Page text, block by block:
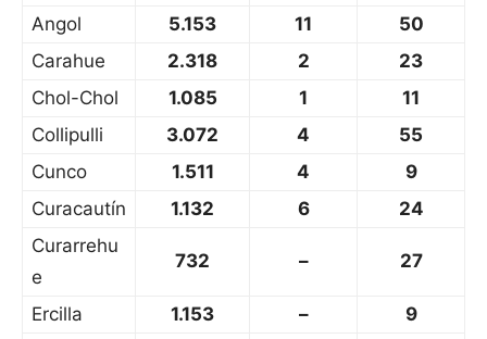
Angol 5.153 11
50
Carahue
2.318 2
23
Chol-Chol
1.085 1
11
Collipulli
3.072 4
55
Cunco
1.511 4
9
Curacautín
1.132 6
24
Curarrehu
e
732 – 27
Ercilla 1.153 –
9